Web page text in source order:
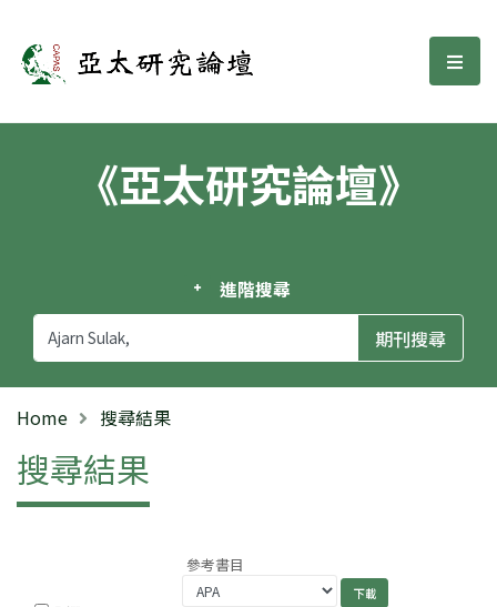
亞太研究論壇 選
《亞太研究論壇》
進階搜尋
Home 搜尋結果
搜尋結果
參考書目